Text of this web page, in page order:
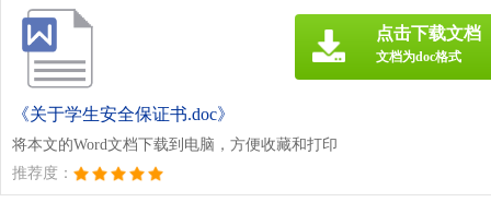
《关于学生安全保证书.doc》
将本文的Word文档下载到电脑，方便收藏和打印
推荐度：
点击下载文档
文档为doc格式